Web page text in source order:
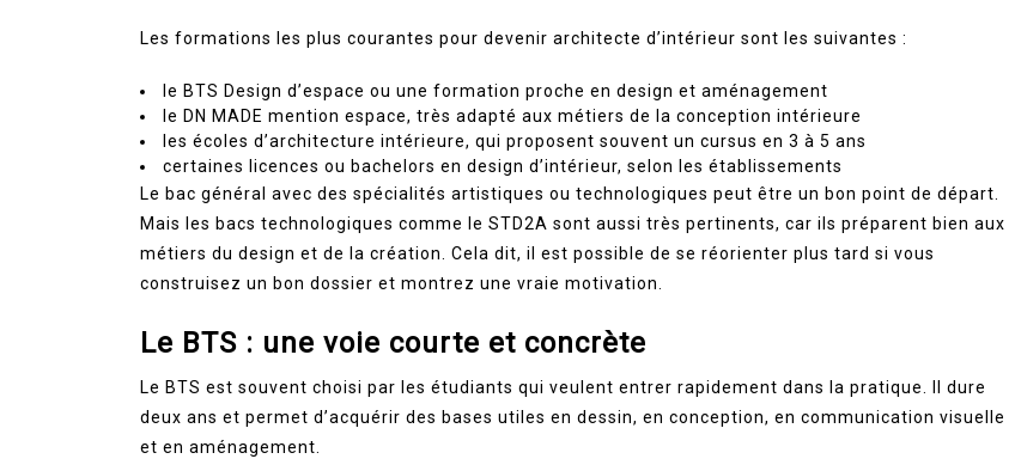
Les formations les plus courantes pour devenir architecte d’intérieur sont les suivantes :
le BTS Design d’espace ou une formation proche en design et aménagement
le DN MADE mention espace, très adapté aux métiers de la conception intérieure
les écoles d’architecture intérieure, qui proposent souvent un cursus en 3 à 5 ans
certaines licences ou bachelors en design d’intérieur, selon les établissements
Le bac général avec des spécialités artistiques ou technologiques peut être un bon point de départ.
Mais les bacs technologiques comme le STD2A sont aussi très pertinents, car ils préparent bien aux
métiers du design et de la création. Cela dit, il est possible de se réorienter plus tard si vous
construisez un bon dossier et montrez une vraie motivation.
Le BTS : une voie courte et concrète
Le BTS est souvent choisi par les étudiants qui veulent entrer rapidement dans la pratique. Il dure
deux ans et permet d’acquérir des bases utiles en dessin, en conception, en communication visuelle
et en aménagement.